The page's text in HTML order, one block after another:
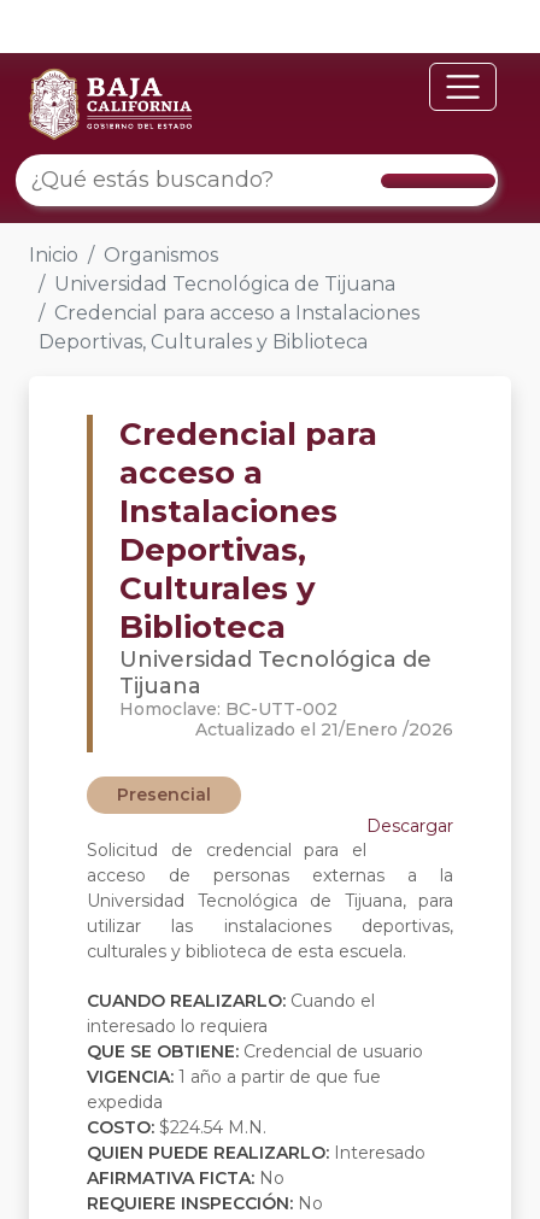
Inicio
Organismos
Universidad Tecnológica de Tijuana
Credencial para acceso a Instalaciones
Deportivas, Culturales y Biblioteca
Credencial para
acceso a
Instalaciones
Deportivas,
Culturales y
Biblioteca
Universidad Tecnológica de
Tijuana
Homoclave: BC-UTT-002
Actualizado el 21/Enero /2026
Presencial
Descargar
Solicitud de credencial para el
acceso de personas externas a la
Universidad Tecnológica de Tijuana, para
utilizar las instalaciones deportivas,
culturales y biblioteca de esta escuela.
CUANDO REALIZARLO: Cuando el
interesado lo requiera
QUE SE OBTIENE: Credencial de usuario
VIGENCIA: 1 año a partir de que fue
expedida
COSTO: $224.54 M.N.
QUIEN PUEDE REALIZARLO: Interesado
AFIRMATIVA FICTA: No
REQUIERE INSPECCIÓN: No